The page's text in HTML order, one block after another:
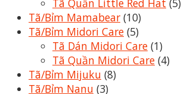
Tã Quần Little Red Hat (5)
Tã/Bỉm Mamabear (10)
Tã/Bỉm Midori Care (5)
Tã Dán Midori Care (1)
Tã Quần Midori Care (4)
Tã/Bỉm Mijuku (8)
Tã/Bỉm Nanu (3)